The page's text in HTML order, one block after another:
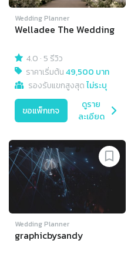
Wedding Planner
Welladee The Wedding
4.0 · 5 รีวิว
ราคาเริ่มต้น49,500 บาท
รองรับแขกสูงสุดไม่ระบุ
ขอแพ็กเกจ
ดูราย
ละเอียด
Wedding Planner
graphicbysandy